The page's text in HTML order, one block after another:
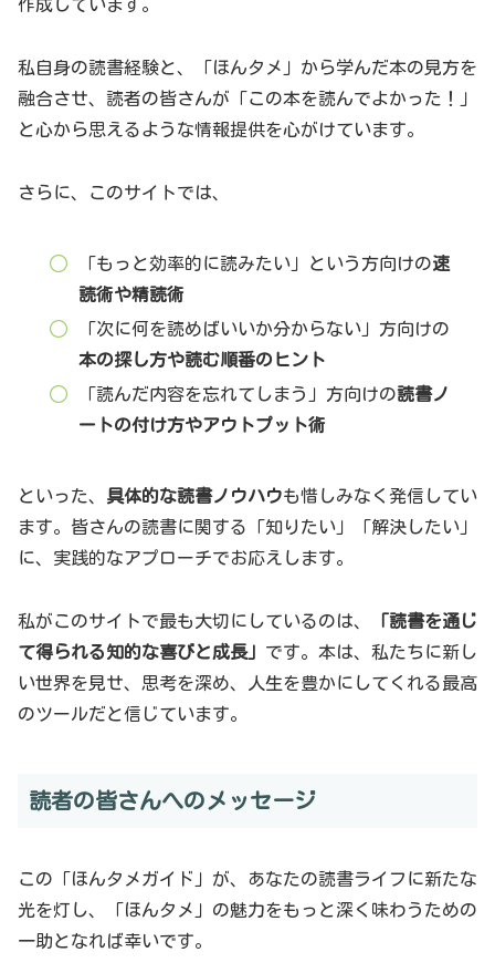
作成しています。
私自身の読書経験と、「ほんタメ」から学んだ本の見方を
融合させ、読者の皆さんが「この本を読んでよかった！」
と心から思えるような情報提供を心がけています。
さらに、このサイトでは、
「もっと効率的に読みたい」という方向けの速
読術や精読術
「次に何を読めばいいか分からない」方向けの
本の探し方や読む順番のヒント
「読んだ内容を忘れてしまう」方向けの読書ノ
ートの付け方やアウトプット術
といった、 具体的な読書ノウハウも惜しみなく発信してい
ます。皆さんの読書に関する「知りたい」「解決したい」
に、実践的なアプローチでお応えします。
私がこのサイトで最も大切にしているのは、
「読書を通じ
て得られる知的な喜びと成長」 です。本は、私たちに新し
い世界を見せ、思考を深め、人生を豊かにしてくれる最高
のツールだと信じています。
読者の皆さんへのメッセージ
この「ほんタメガイド」が、あなたの読書ライフに新たな
光を灯し、「ほんタメ」の魅力をもっと深く味わうための
一助となれば幸いです。